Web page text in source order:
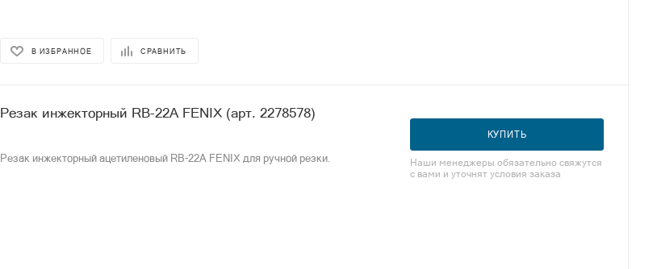
В ИЗБРАННОЕ СРАВНИТЬ
Резак инжекторный RB-22A FENIX (арт. 2278578)
Резак инжекторный ацетиленовый RB-22A FENIX для ручной резки.
КУПИТЬ
Наши менеджеры обязательно свяжутся
с вами и уточнят условия заказа